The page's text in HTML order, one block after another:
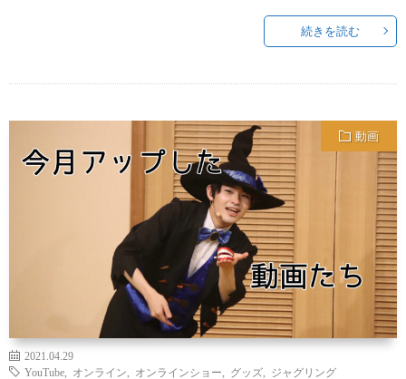
続きを読む
動画
2021.04.29
YouTube
オンライン オンラインショー グッズ ジャグリング